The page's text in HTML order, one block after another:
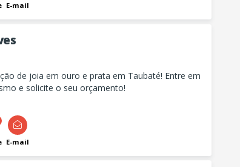
E-mail
de joia em ouro e prata em Taubaté! Entre em
e solicite o seu orçamento!
E-mail